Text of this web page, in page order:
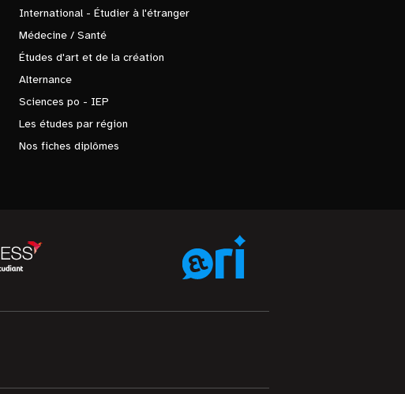
International - Étudier à l'étranger
Médecine / Santé
Études d'art et de la création
Alternance
Sciences po - IEP
Les études par région
Nos fiches diplômes